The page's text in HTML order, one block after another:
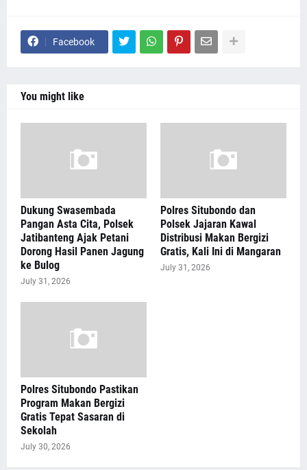
Facebook
You might like
Dukung Swasembada
Pangan Asta Cita, Polsek
Jatibanteng Ajak Petani
Dorong Hasil Panen Jagung
ke Bulog
July 31, 2026
Polres Situbondo dan
Polsek Jajaran Kawal
Distribusi Makan Bergizi
Gratis, Kali Ini di Mangaran
July 31, 2026
Polres Situbondo Pastikan
Program Makan Bergizi
Gratis Tepat Sasaran di
Sekolah
July 30, 2026